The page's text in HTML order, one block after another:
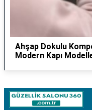
Ahşap Dokulu
Modern Kapı